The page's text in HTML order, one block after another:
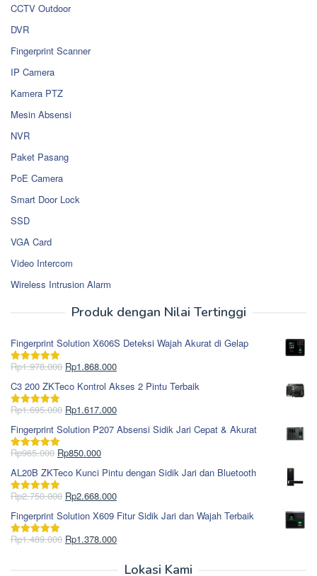
CCTV Outdoor
DVR
Fingerprint Scanner
IP Camera
Kamera PTZ
Mesin Absensi
NVR
Paket Pasang
PoE Camera
Smart Door Lock
SSD
VGA Card
Video Intercom
Wireless Intrusion Alarm
Produk dengan Nilai Tertinggi
Fingerprint Solution X606S Deteksi Wajah Akurat di Gelap
Dinilai5.00
Rp1.978.000 Harga
aslinya
adalah:
Rp1.978.000.
Rp1.868.000Harga
saat
ini
adalah:
C3 200 ZKTeco Kontrol Akses 2 Pintu Terbaik
Dinilai5.00
Rp1.695.000 Harga
aslinya
adalah:
Rp1.695.000.
Rp1.617.000Harga
saat
ini
Fingerprint Solution P207 Absensi Sidik Jari Cepat & Akurat
Dinilai5.00
Rp965.000 Harga
aslinya
adalah:
Rp965.000.
Rp850.000Harga
saat
ini
adalah:
AL20B ZKTeco Kunci Pintu dengan Sidik Jari dan Bluetooth
Dinilai5.00
Rp2.750.000 Harga
aslinya
adalah:
Rp2.750.000.
Rp2.668.000Harga
saat
ini
adalah:
Fingerprint Solution X609 Fitur Sidik Jari dan Wajah Terbaik
Dinilai5.00
Rp1.489.000 Harga
Rp1.378.000Harga
Lokasi Kami